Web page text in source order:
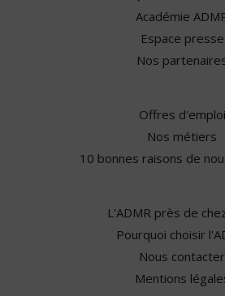
Académie
Espace presse
Nos
Offres d'emploi
Nos métiers
10 bonnes raisons de
L'ADMR près de
Pourquoi choisir
Nous contacter
Mentions